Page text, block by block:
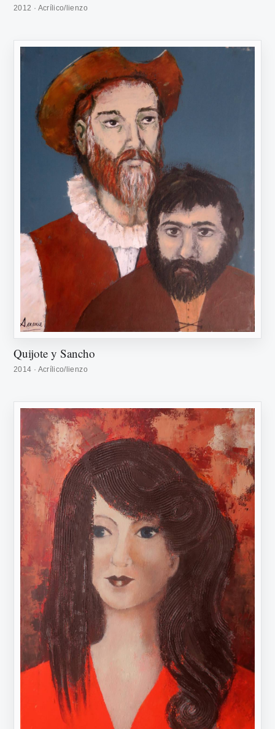
2012 · Acrílico/lienzo
Quijote y Sancho
2014 · Acrílico/lienzo